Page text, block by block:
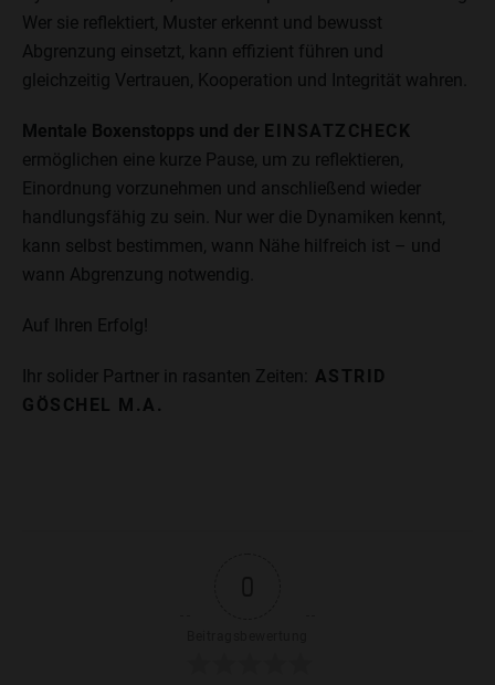
Wer sie reflektiert, Muster erkennt und bewusst
Abgrenzung einsetzt, kann effizient führen und
gleichzeitig Vertrauen, Kooperation und Integrität wahren.
Mentale Boxenstopps und der EINSATZCHECK
ermöglichen eine kurze Pause, um zu reflektieren,
Einordnung vorzunehmen und anschließend wieder
handlungsfähig zu sein. Nur wer die Dynamiken kennt,
kann selbst bestimmen, wann Nähe hilfreich ist – und
wann Abgrenzung notwendig.
Auf Ihren Erfolg!
Ihr solider Partner in rasanten Zeiten:
ASTRID
GÖSCHEL M.A.